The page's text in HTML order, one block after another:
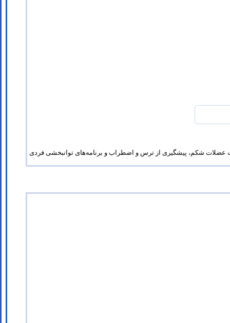
عضلات شکم، پیشگیری از ترس و اضطراب و برنامه‌های توانبخشی فردی